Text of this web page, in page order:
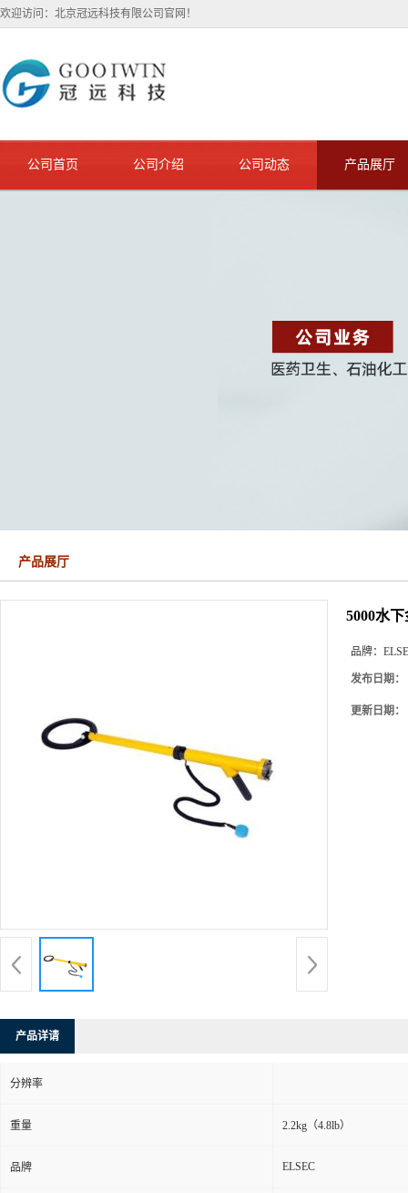
欢迎访问：北京冠远科技有限公司官网！
公司首页 公司介绍 公司动态 产品展厅
产品展厅
5000水
品牌：
发布日期：
更新日期：
产品详请
分辨率
重量 2.2kg（4.8lb）
品牌 ELSEC